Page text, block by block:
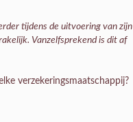
tijdens de uitvoering van zijn
Vanzelfsprekend is dit af
verzekeringsmaatschappij?